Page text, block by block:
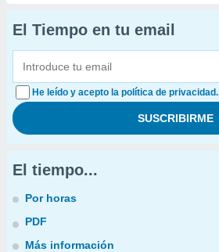
El Tiempo en tu email
He leído y acepto la política de privacidad.
El tiempo...
Por horas
PDF
Más información